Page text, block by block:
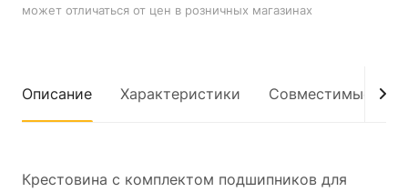
может отличаться от цен в розничных магазинах
Описание Характеристики Совместимые
Крестовина с комплектом подшипников для